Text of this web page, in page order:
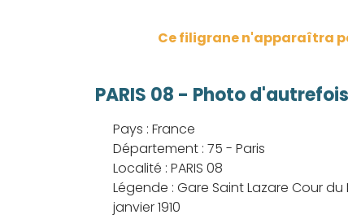
Ce filigrane n'apparaîtra
PARIS 08 - Photo d'autrefois
Pays : France
Département : 75 - Paris
Localité : PARIS 08
Légende : Gare Saint Lazare Cour
janvier 1910